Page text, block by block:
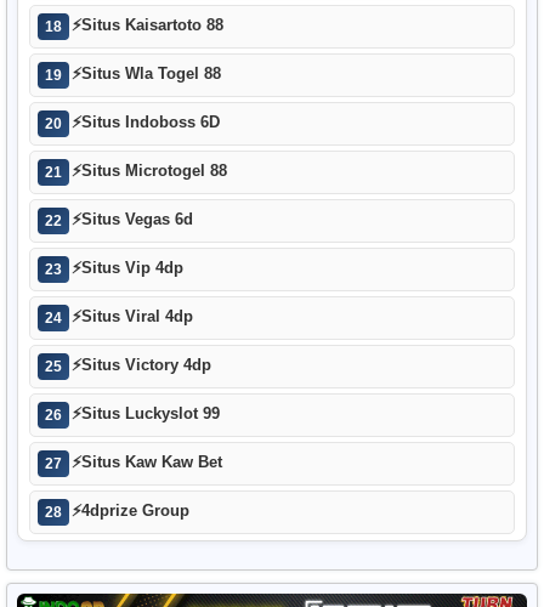
18 ⚡Situs Kaisartoto 88
19 ⚡Situs Wla Togel 88
20 ⚡Situs Indoboss 6D
21 ⚡Situs Microtogel 88
22 ⚡Situs Vegas 6d
23 ⚡Situs Vip 4dp
24 ⚡Situs Viral 4dp
25 ⚡Situs Victory 4dp
26 ⚡Situs Luckyslot 99
27 ⚡Situs Kaw Kaw Bet
28 ⚡4dprize Group